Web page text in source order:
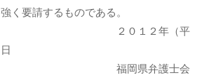
く要請するものである。
２年（平
弁護士会